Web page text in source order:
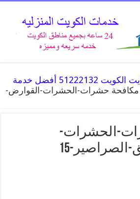
فني ستلايت الكويت 51222132 أفضل خدمة
مكافحة حشرات-الحشرات-القوارض-
الحشرات-
الصراصير-15